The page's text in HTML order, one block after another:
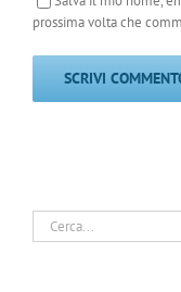
prossima volta che
Cerca
per: